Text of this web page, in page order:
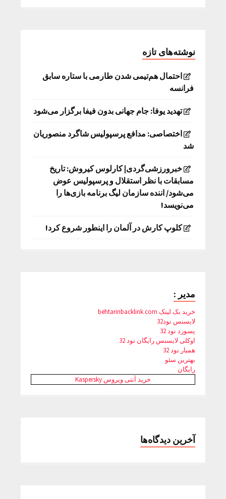
نوشته‌های تازه
احتمال هم‌تیمی شدن طارمی با ستاره سابق
فرانسه
تهدید یوفا: جام جهانی بدون فیفا برگزار می‌شود
اختصاصی: مدافع پرسپولیس شاگرد منصوریان
شد
خبرورزشی‌گردی| کارلوس کیروش: تاریخ
مسابقات با نظر استقلال و پرسپولیس عوض
می‌شود/ اننده سازمان لیگ برنامه بازی‌ها را
می‌نویسد!
کلوپ کارش در آلمان را اینطور شروع کرد!
مدیر :
خرید بک لینک behtarinbacklink.com
لایسنس نود32
پسورد نود 32
اوکلی لایسنس رایگان نود 32
همیار نود 32
بهترین سئو
رایگان
خرید آنتی ویروس Kaspersky
آخرین دیدگاه‌ها